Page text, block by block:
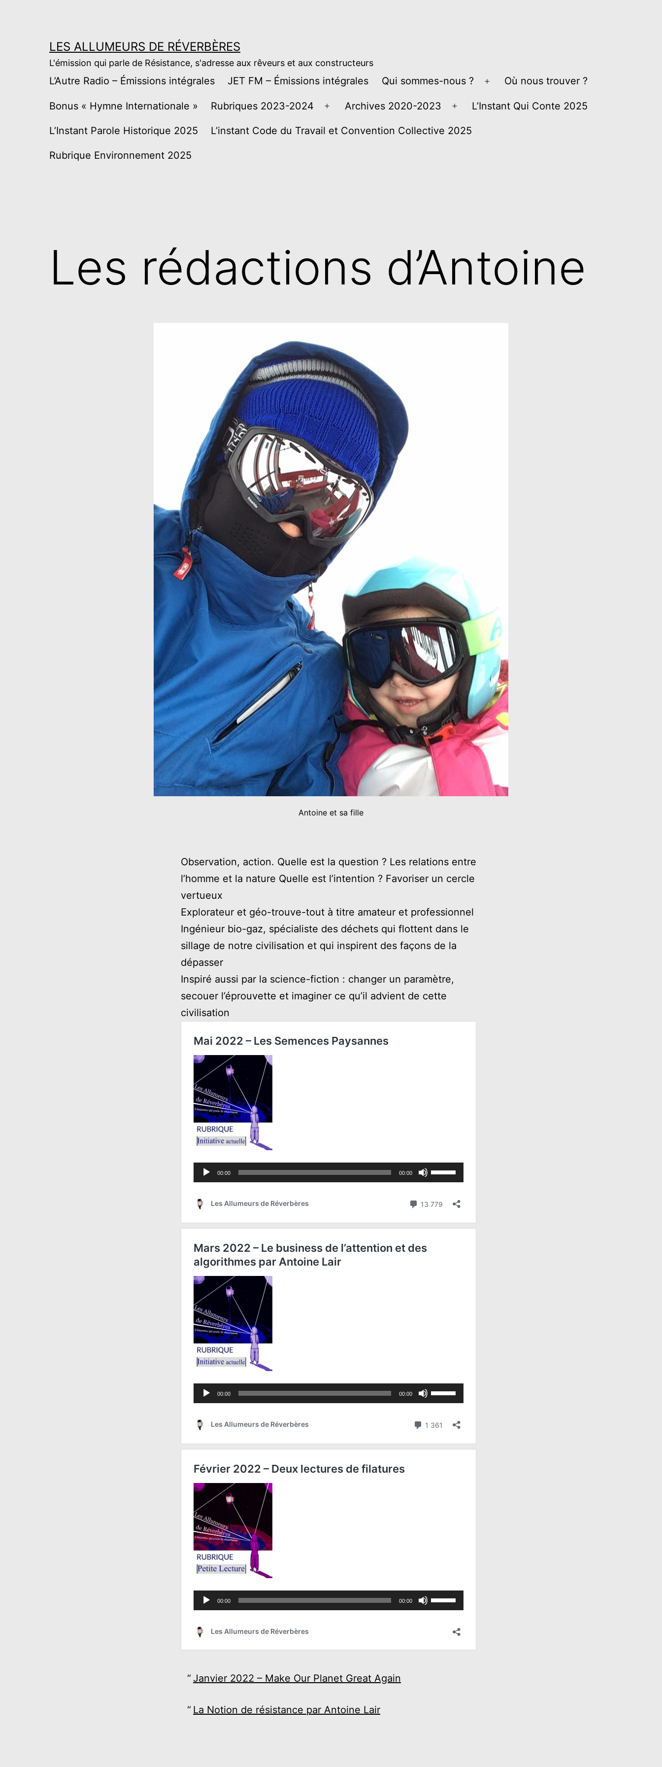
LES ALLUMEURS DE RÉVERBÈRES
L'émission qui parle de Résistance, s'adresse aux rêveurs et aux constructeurs
L’Autre Radio – Émissions intégrales JET FM – Émissions intégrales Qui sommes-nous ?
Ouvrir
le
Où nous trouver ?
Bonus « Hymne Internationale » Rubriques 2023-2024
Ouvrir
le
Archives 2020-2023
Ouvrir
le
L’Instant Qui Conte 2025
L’Instant Parole Historique 2025 L’instant Code du Travail et Convention Collective 2025
Rubrique Environnement 2025
Les rédactions d’Antoine
Antoine et sa fille
Observation, action. Quelle est la question ? Les relations entre
l’homme et la nature Quelle est l’intention ? Favoriser un cercle
vertueux
Explorateur et géo-trouve-tout à titre amateur et professionnel
Ingénieur bio-gaz, spécialiste des déchets qui flottent dans le
sillage de notre civilisation et qui inspirent des façons de la
dépasser
Inspiré aussi par la science-fiction : changer un paramètre,
secouer l’éprouvette et imaginer ce qu’il advient de cette
civilisation
Janvier 2022 – Make Our Planet Great Again
La Notion de résistance par Antoine Lair